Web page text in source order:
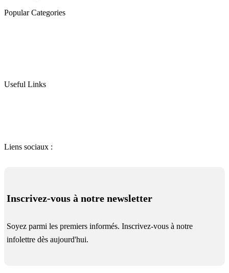
Popular Categories
Useful Links
Liens sociaux :
Inscrivez-vous à notre newsletter
Soyez parmi les premiers informés. Inscrivez-vous à notre
infolettre dès aujourd'hui.